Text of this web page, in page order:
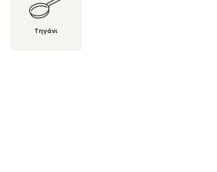
Τηγάνι